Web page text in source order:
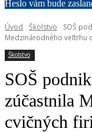
Heslo vám bude
Úvod Školstvo
SOŠ
Medzinárodného veľtrhu
Školstvo
SOŠ
zúčastnila
cvičných